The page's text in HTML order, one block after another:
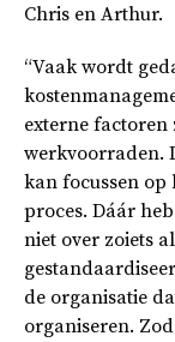
Chris en Arthur.
“Vaak wordt
externe
werkvoorraden.
kan focussen op
proces. Dáár
niet over zoiets
de organisatie
organiseren.